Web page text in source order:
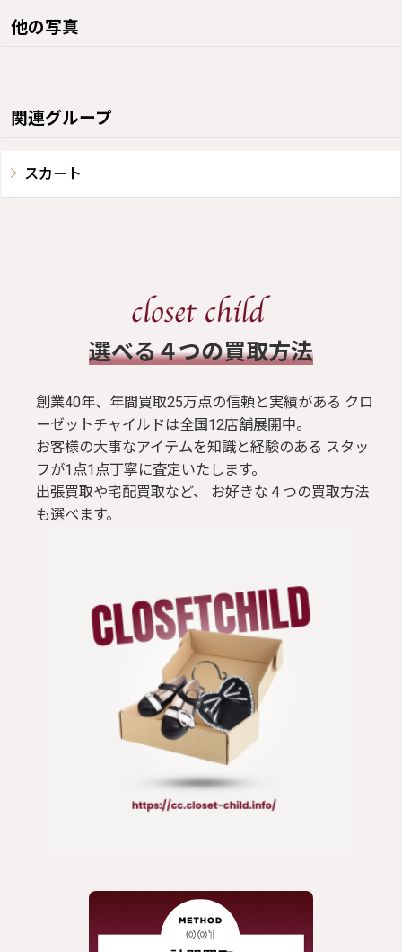
他の写真
関連グループ
スカート
​選べる４つの買取方法
創業40年、年間買取25万点の信頼と実績がある クロ
ーゼットチャイルドは全国12店舗展開中。
お客様の大事なアイテムを知識と経験のある スタッ
フが1点1点丁寧に査定いたします。
出張買取や宅配買取など、 お好きな４つの買取方法
も選べます。